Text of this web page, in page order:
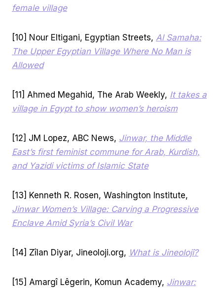
female village
[10] Nour Eltigani, Egyptian Streets, Al Samaha:
The Upper Egyptian Village Where No Man is
Allowed
[11] Ahmed Megahid, The Arab Weekly, It takes a
village in Egypt to show women’s heroism
[12] JM Lopez, ABC News, Jinwar, the Middle
East’s first feminist commune for Arab, Kurdish,
and Yazidi victims of Islamic State
[13] Kenneth R. Rosen, Washington Institute,
Jinwar Women’s Village: Carving a Progressive
Enclave Amid Syria’s Civil War
[14] Zîlan Diyar, Jineoloji.org, What is Jineolojî?
[15] Amargî Lêgerin, Komun Academy, Jinwar: